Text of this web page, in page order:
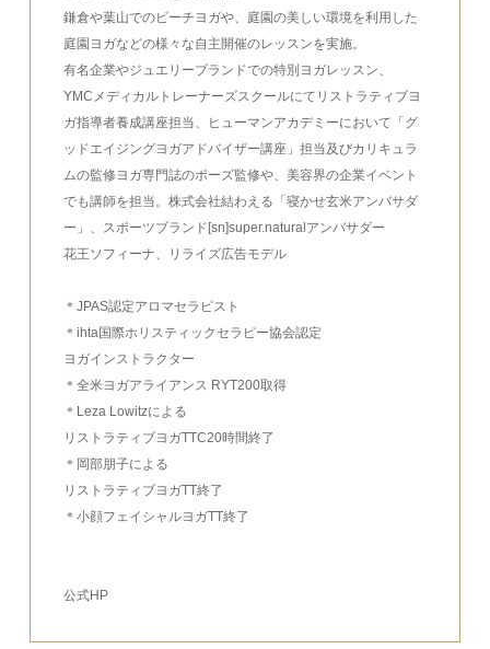
鎌倉や葉山でのビーチヨガや、庭園の美しい環境を利用した
庭園ヨガなどの様々な自主開催のレッスンを実施。
有名企業やジュエリーブランドでの特別ヨガレッスン、
YMCメディカルトレーナーズスクールにてリストラティブヨ
ガ指導者養成講座担当、ヒューマンアカデミーにおいて「グ
ッドエイジングヨガアドバイザー講座」担当及びカリキュラ
ムの監修ヨガ専門誌のポーズ監修や、美容界の企業イベント
でも講師を担当。株式会社結わえる「寝かせ玄米アンバサダ
ー」、スポーツブランド[sn]super.naturalアンバサダー
花王ソフィーナ、リライズ広告モデル
＊JPAS認定アロマセラピスト
＊ihta国際ホリスティックセラピー協会認定
ヨガインストラクター
＊全米ヨガアライアンス RYT200取得
＊Leza Lowitzによる
リストラティブヨガTTC20時間終了
＊岡部朋子による
リストラティブヨガTT終了
＊小顔フェイシャルヨガTT終了
公式HP